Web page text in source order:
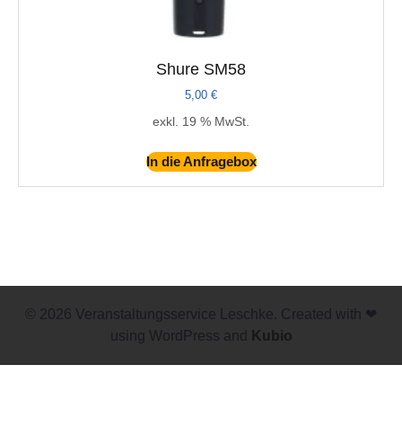
Shure SM58
5,00 €
exkl. 19 % MwSt.
In die Anfragebox
© 2026 Veranstaltungsservice Leschke. Created with ❤
using WordPress and
Kubio